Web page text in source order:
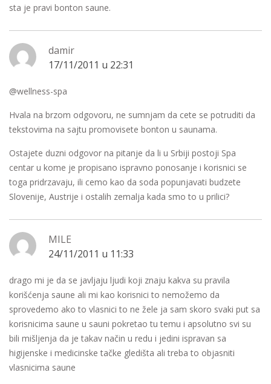
sta je pravi bonton saune.
damir
17/11/2011 u 22:31
@wellness-spa
Hvala na brzom odgovoru, ne sumnjam da cete se potruditi da
tekstovima na sajtu promovisete bonton u saunama.
Ostajete duzni odgovor na pitanje da li u Srbiji postoji Spa
centar u kome je propisano ispravno ponosanje i korisnici se
toga pridrzavaju, ili cemo kao da soda popunjavati budzete
Slovenije, Austrije i ostalih zemalja kada smo to u prilici?
MILE
24/11/2011 u 11:33
drago mi je da se javljaju ljudi koji znaju kakva su pravila
korišćenja saune ali mi kao korisnici to nemožemo da
sprovedemo ako to vlasnici to ne žele ja sam skoro svaki put sa
korisnicima saune u sauni pokretao tu temu i apsolutno svi su
bili mišljenja da je takav način u redu i jedini ispravan sa
higijenske i medicinske tačke gledišta ali treba to objasniti
vlasnicima saune